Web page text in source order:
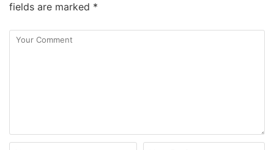
fields are marked *